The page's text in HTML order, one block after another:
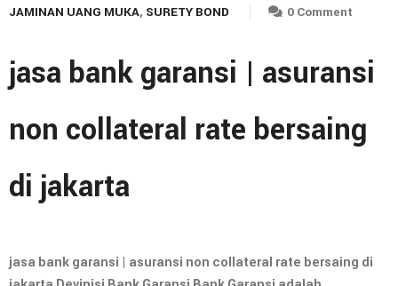
JAMINAN UANG MUKA, SURETY BOND 0 Comment
jasa bank garansi | asuransi
non collateral rate bersaing
di jakarta
jasa bank garansi | asuransi non collateral rate bersaing di